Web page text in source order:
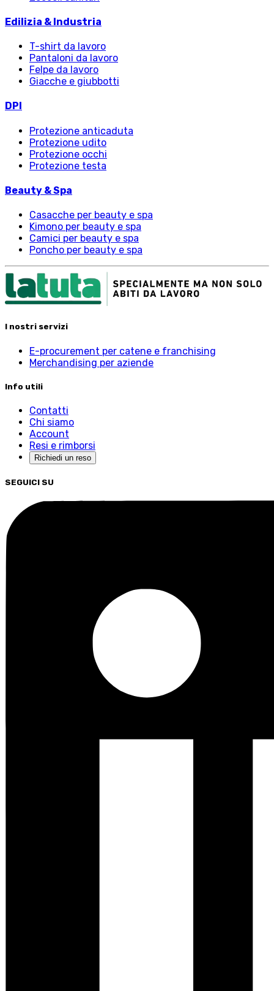
Edilizia & Industria
T-shirt da lavoro
Pantaloni da lavoro
Felpe da lavoro
Giacche e giubbotti
DPI
Protezione anticaduta
Protezione udito
Protezione occhi
Protezione testa
Beauty & Spa
Casacche per beauty e spa
Kimono per beauty e spa
Camici per beauty e spa
Poncho per beauty e spa
I nostri servizi
E-procurement per catene e franchising
Merchandising per aziende
Info utili
Contatti
Chi siamo
Account
Resi e rimborsi
Richiedi un reso
SEGUICI SU